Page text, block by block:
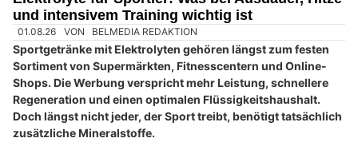
Hotel Hecht in Rheineck SG für erholsame Auszeiten und kulinarischen Genuss
Angst vor Kindergarten oder Schule – Ursachen